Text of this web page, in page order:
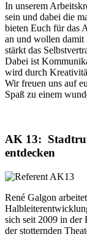
In unserem
sein und dabei die
bieten Euch für das
an und wollen damit
stärkt das
Dabei ist
wird durch
Wir freuen uns auf
Spaß zu einem
AK 13:
entdecken
René Galgon
sich seit 2009 in der
der stotternden